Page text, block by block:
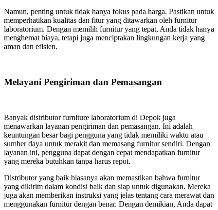
Namun, penting untuk tidak hanya fokus pada harga. Pastikan untuk
memperhatikan kualitas dan fitur yang ditawarkan oleh furnitur
laboratorium. Dengan memilih furnitur yang tepat, Anda tidak hanya
menghemat biaya, tetapi juga menciptakan lingkungan kerja yang
aman dan efisien.
Melayani Pengiriman dan Pemasangan
Banyak distributor furniture laboratorium di Depok juga
menawarkan layanan pengiriman dan pemasangan. Ini adalah
keuntungan besar bagi pengguna yang tidak memiliki waktu atau
sumber daya untuk merakit dan memasang furnitur sendiri. Dengan
layanan ini, pengguna dapat dengan cepat mendapatkan furnitur
yang mereka butuhkan tanpa harus repot.
Distributor yang baik biasanya akan memastikan bahwa furnitur
yang dikirim dalam kondisi baik dan siap untuk digunakan. Mereka
juga akan memberikan instruksi yang jelas tentang cara merawat dan
menggunakan furnitur dengan benar. Dengan demikian, Anda dapat